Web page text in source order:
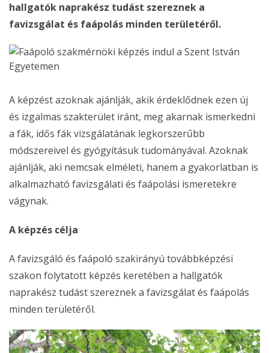
hallgatók naprakész tudást szereznek a
favizsgálat és faápolás minden területéről.
A képzést azoknak ajánlják, akik érdeklődnek ezen új
és izgalmas szakterület iránt, meg akarnak ismerkedni
a fák, idős fák vizsgálatának legkorszerűbb
módszereivel és gyógyításuk tudományával. Azoknak
ajánlják, aki nemcsak elméleti, hanem a gyakorlatban is
alkalmazható favizsgálati és faápolási ismeretekre
vágynak.
A képzés célja
A favizsgáló és faápoló szakirányú továbbképzési
szakon folytatott képzés keretében a hallgatók
naprakész tudást szereznek a favizsgálat és faápolás
minden területéről.